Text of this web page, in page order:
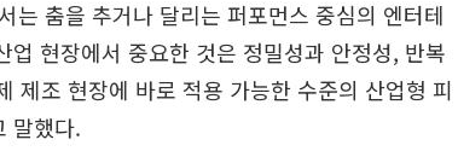
는 춤을 추거나 달리는 퍼포먼스 중심의 엔터테
현장에서 중요한 것은 정밀성과 안정성, 반복
제조 현장에 바로 적용 가능한 수준의 산업형 피
말했다.